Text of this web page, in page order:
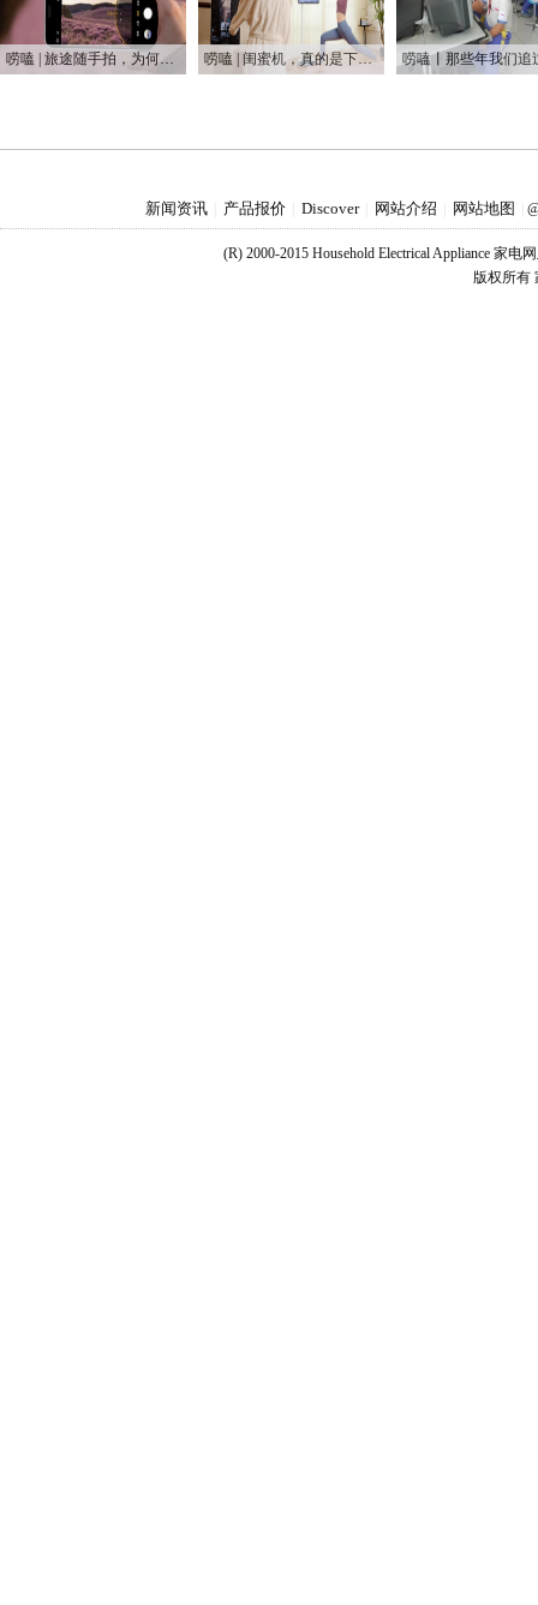
唠嗑 | 旅途随手拍，为何手机是普通人最好的摄影利器 唠嗑 | 闺蜜机，真的是下一个爆款吗？
新闻资讯 产品报价 Discover 网站介绍 网站地图
(R) 2000-2015 Household Electrical Appliance 家电
版权所有